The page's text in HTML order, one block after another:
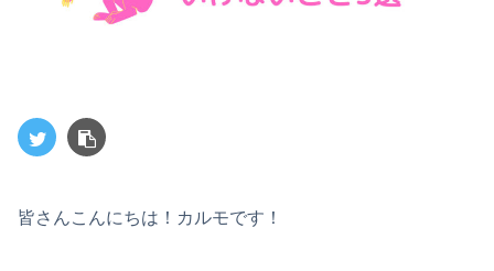
皆さんこんにちは！カルモです！